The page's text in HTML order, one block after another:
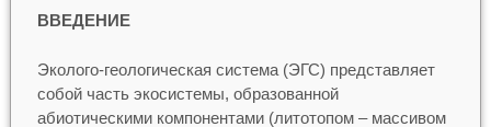
ВВЕДЕНИЕ
Эколого-геологическая система (ЭГС) представляет
собой часть экосистемы, образованной
абиотическими компонентами (литотопом – массивом